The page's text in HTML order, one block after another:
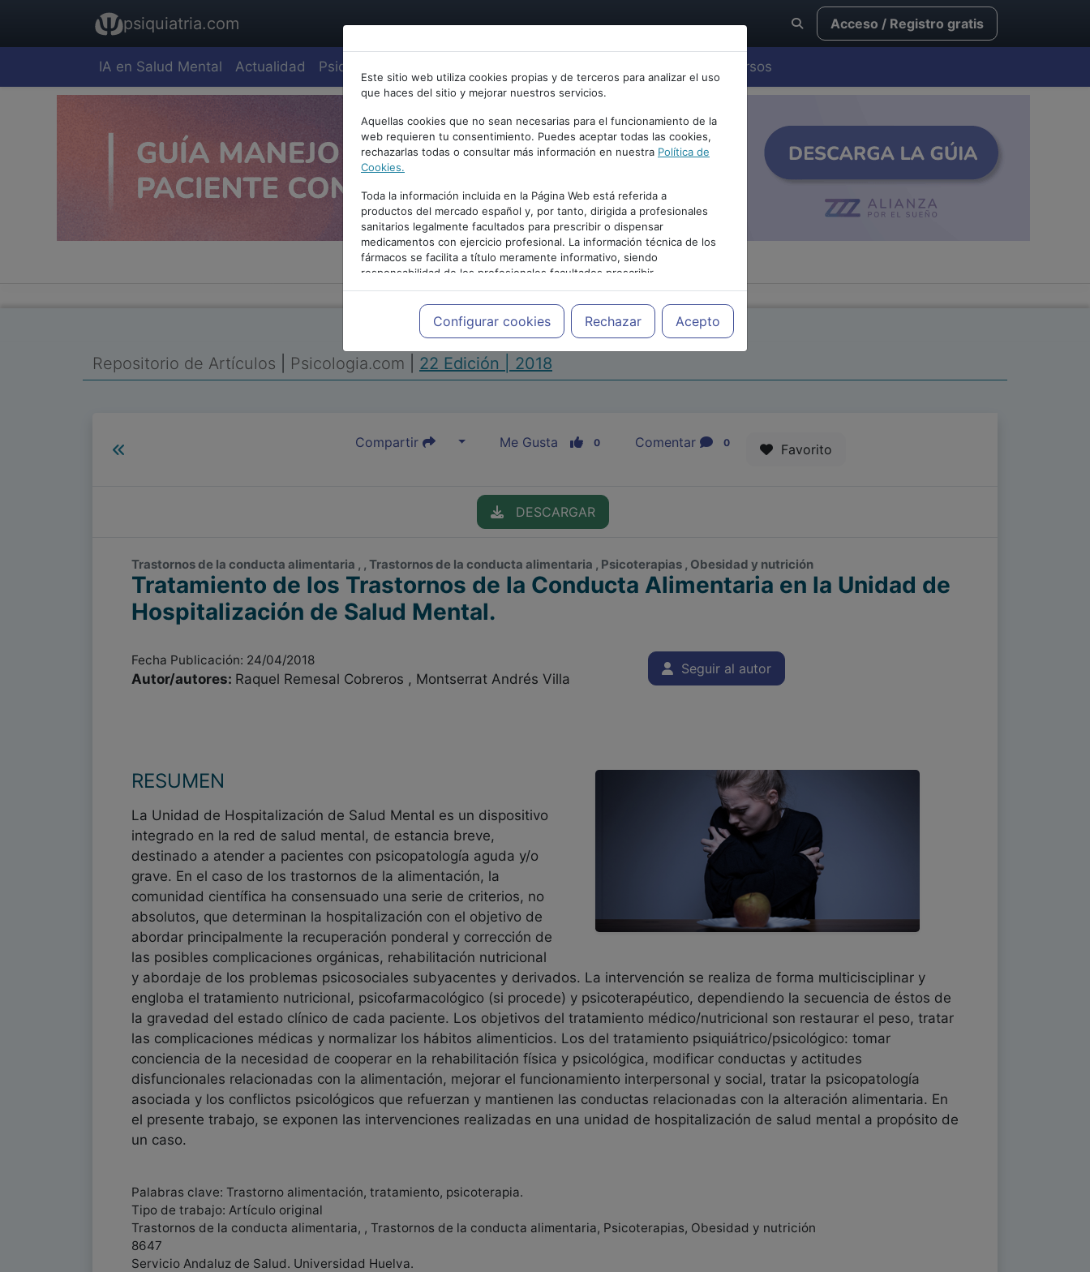
psiquiatria.com Acceso / Registro gratis
IA en Salud Mental Actualidad Psiquiatría Cursos
Este sitio web utiliza cookies propias y de terceros para analizar el uso
que haces del sitio y mejorar nuestros servicios.
Aquellas cookies que no sean necesarias para el funcionamiento de la
web requieren tu consentimiento. Puedes aceptar todas las cookies,
rechazarlas todas o consultar más información en nuestra Política de
Cookies.
Toda la información incluida en la Página Web está referida a
productos del mercado español y, por tanto, dirigida a profesionales
sanitarios legalmente facultados para prescribir o dispensar
medicamentos con ejercicio profesional. La información técnica de los
fármacos se facilita a título meramente informativo, siendo
responsabilidad de los profesionales facultados prescribir
medicamentos y decidir, en cada caso concreto, el tratamiento más
adecuado a las necesidades del paciente.
Configurar cookies Rechazar Acepto
PUBLICIDAD
Repositorio de Artículos Psicologia.com 22 Edición | 2018
Compartir Me Gusta 0 Comentar 0 Favorito
DESCARGAR
Trastornos de la conducta alimentaria , , Trastornos de la conducta alimentaria , Psicoterapias , Obesidad y nutrición
Tratamiento de los Trastornos de la Conducta Alimentaria en la Unidad de
Hospitalización de Salud Mental.
Fecha Publicación: 24/04/2018
Autor/autores: Raquel Remesal Cobreros , Montserrat Andrés Villa
Seguir al autor
RESUMEN
La Unidad de Hospitalización de Salud Mental es un dispositivo
integrado en la red de salud mental, de estancia breve,
destinado a atender a pacientes con psicopatología aguda y/o
grave. En el caso de los trastornos de la alimentación, la
comunidad científica ha consensuado una serie de criterios, no
absolutos, que determinan la hospitalización con el objetivo de
abordar principalmente la recuperación ponderal y corrección de
las posibles complicaciones orgánicas, rehabilitación nutricional
y abordaje de los problemas psicosociales subyacentes y derivados. La intervención se realiza de forma multicisciplinar y
engloba el tratamiento nutricional, psicofarmacológico (si procede) y psicoterapéutico, dependiendo la secuencia de éstos de
la gravedad del estado clínico de cada paciente. Los objetivos del tratamiento médico/nutricional son restaurar el peso, tratar
las complicaciones médicas y normalizar los hábitos alimenticios. Los del tratamiento psiquiátrico/psicológico: tomar
conciencia de la necesidad de cooperar en la rehabilitación física y psicológica, modificar conductas y actitudes
disfuncionales relacionadas con la alimentación, mejorar el funcionamiento interpersonal y social, tratar la psicopatología
asociada y los conflictos psicológicos que refuerzan y mantienen las conductas relacionadas con la alteración alimentaria. En
el presente trabajo, se exponen las intervenciones realizadas en una unidad de hospitalización de salud mental a propósito de
un caso.
Palabras clave: Trastorno alimentación, tratamiento, psicoterapia.
Tipo de trabajo: Artículo original
Trastornos de la conducta alimentaria, , Trastornos de la conducta alimentaria, Psicoterapias, Obesidad y nutrición
8647
Servicio Andaluz de Salud. Universidad Huelva.